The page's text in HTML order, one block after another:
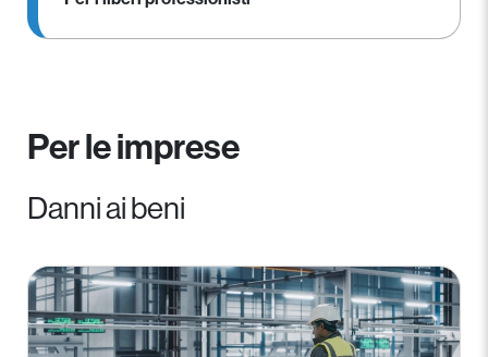
Per le imprese
Danni ai beni